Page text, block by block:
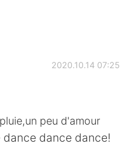
2020.10.14 07:25
peu d'amour
dance dance dance!